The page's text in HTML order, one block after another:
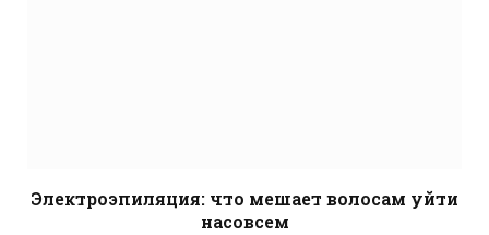
Электроэпиляция: что мешает волосам уйти
насовсем